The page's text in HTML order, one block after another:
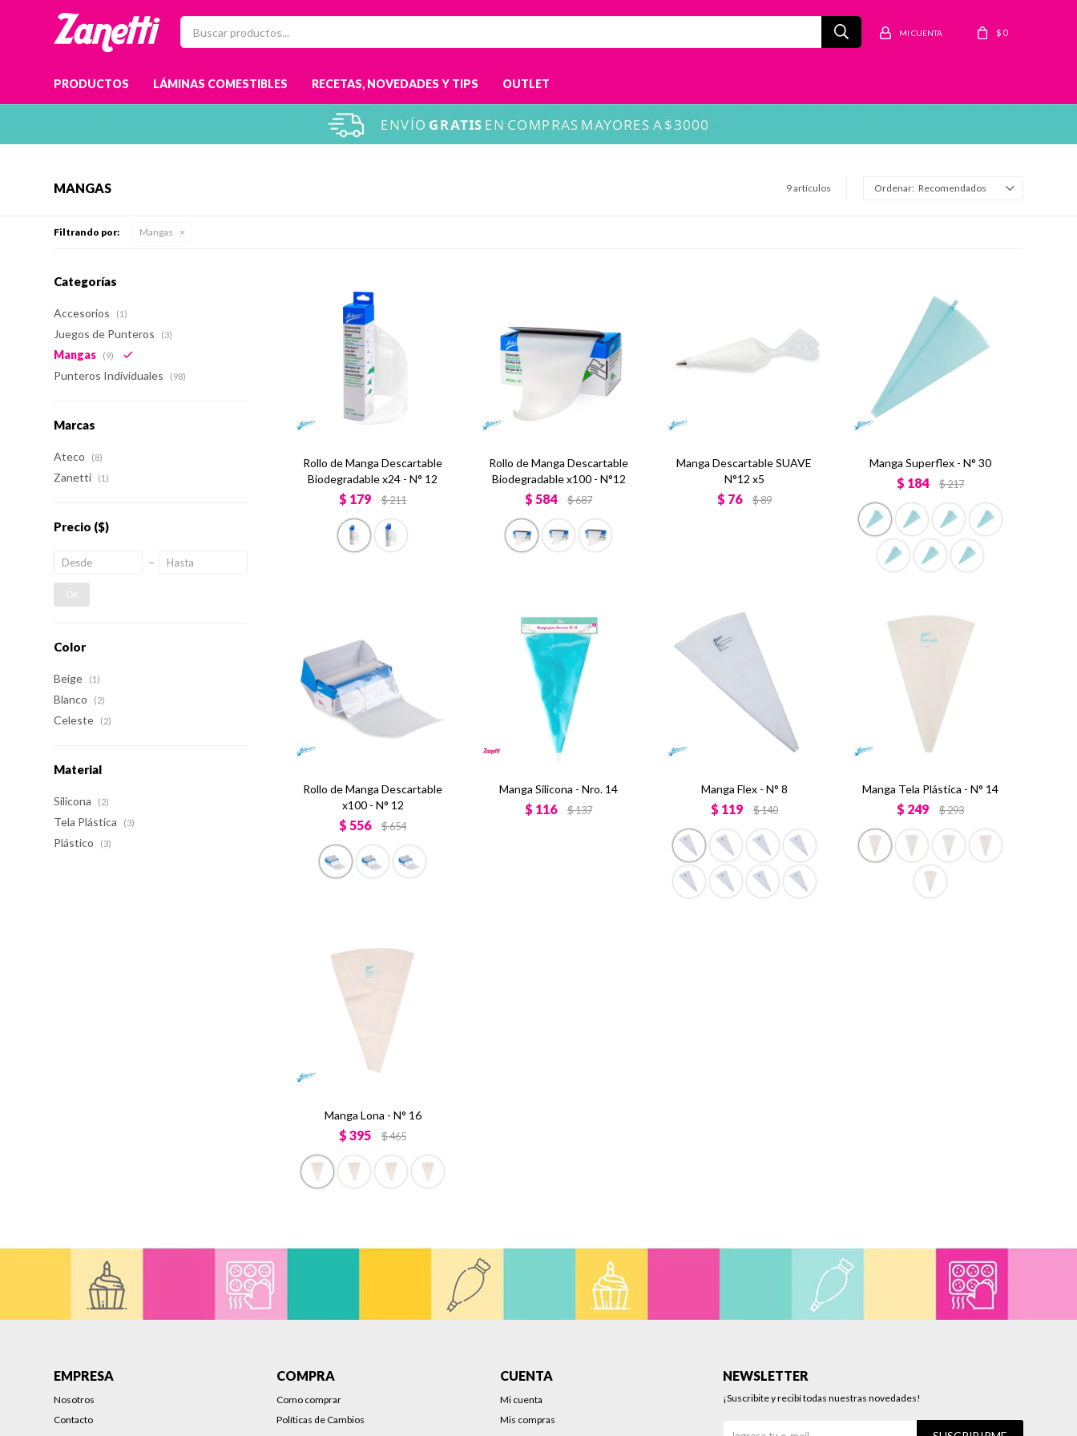
PRODUCTOS LÁMINAS COMESTIBLES RECETAS, NOVEDADES Y TIPS OUTLET
$ 0
MANGAS 9 artículos Recomendados
Filtrando por: Mangas
Rollo de Manga Descartable
Biodegradable x24 - N° 12
$ 179 $211
Rollo de Manga Descartable
Biodegradable x100 - N°12
$ 584 $687
Manga Descartable SUAVE
N°12 x5
$ 76 $89
Manga Superflex - N° 30
$ 184 $217
Rollo de Manga Descartable
x100 - N° 12
$ 556 $654
Manga Silicona - Nro. 14
$ 116 $137
Manga Flex - N° 8
$ 119 $140
Manga Tela Plástica - N° 14
$ 249 $293
Manga Lona - N° 16
$ 395 $465
Categorías
Accesorios (1)
Juegos de Punteros (3)
Mangas (9)
Punteros Individuales (98)
Marcas
Ateco (8)
Zanetti (1)
Precio ($)
OK
Color
Beige (1)
Blanco (2)
Celeste (2)
Material
Silicona (2)
Tela Plástica (3)
Plástico (3)
EMPRESA
Nosotros
Contacto
COMPRA
Como comprar
Políticas de Cambios
CUENTA
Mi cuenta
Mis compras
NEWSLETTER
¡Suscribite y recibí todas nuestras novedades!